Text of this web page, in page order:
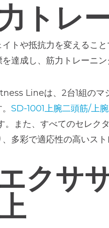
トレ
トや抵抗力を変えるこ
達成し、筋力トレーニン
Lineは、2台1組のマ
SD-1001上腕二頭筋/上
。また、すべてのセレ
多彩で適応性の高いス
クサ